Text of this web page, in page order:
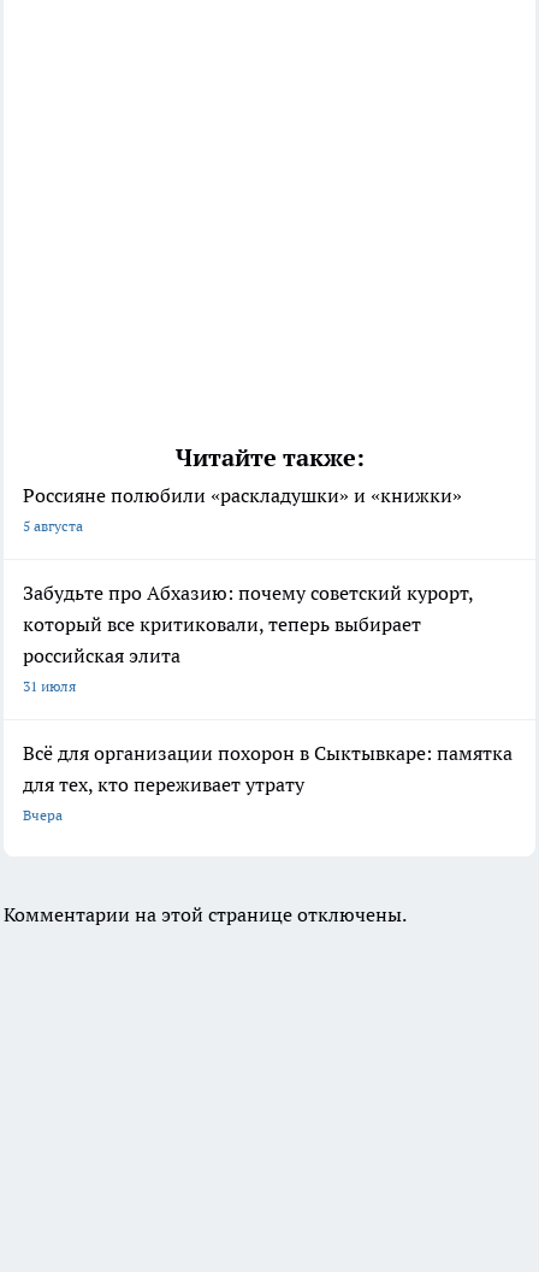
Читайте также:
Россияне полюбили «раскладушки» и «книжки»
5 августа
Забудьте про Абхазию: почему советский курорт,
который все критиковали, теперь выбирает
российская элита
31 июля
Всё для организации похорон в Сыктывкаре: памятка
для тех, кто переживает утрату
Вчера
Комментарии на этой странице отключены.